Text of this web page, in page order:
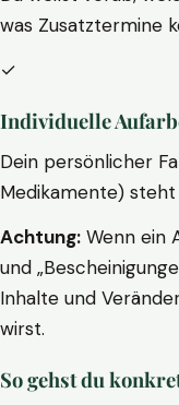
was Zusatztermine
✓
Individuelle
Dein persönlicher
Medikamente)
Achtung: Wenn ein
und
Inhalte und
wirst.
So gehst du